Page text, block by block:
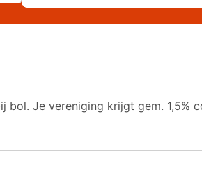
Je vereniging krijgt gem. 1,5%